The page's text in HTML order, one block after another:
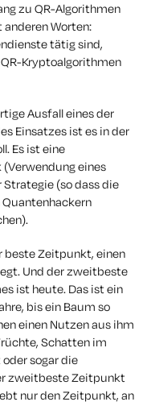
zu QR-Algorithmen
Worten:
tätig sind,
Kryptoalgorithmen
Ausfall eines der
Einsatzes ist es in der
Es ist eine
eines
(so dass die
beste Zeitpunkt, einen
Und der zweitbeste
ist heute. Das ist ein
bis ein Baum so
einen Nutzen aus ihm
Schatten im
sogar die
zweitbeste Zeitpunkt
nur den Zeitpunkt, an